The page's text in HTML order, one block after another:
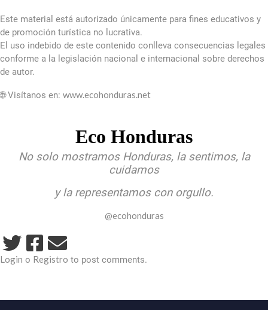
Este material está autorizado únicamente para fines educativos y
de promoción turística no lucrativa.
El uso indebido de este contenido conlleva consecuencias legales
conforme a la legislación nacional e internacional sobre derechos
de autor.
🌐 Visítanos en: www.ecohonduras.net
Eco Honduras
No solo mostramos Honduras, la sentimos, la
cuidamos
y la representamos con orgullo.
@ecohonduras
Login o Registro to post comments.